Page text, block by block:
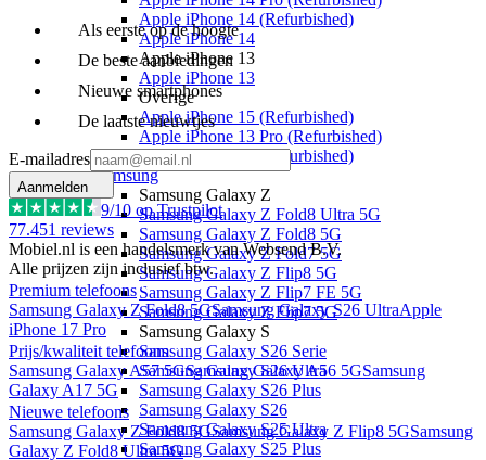
Apple iPhone 14 (Refurbished)
Apple iPhone 14
Apple iPhone 13
Apple iPhone 13
Overige
Apple iPhone 15 (Refurbished)
Apple iPhone 13 Pro (Refurbished)
Apple iPhone 13 (Refurbished)
Samsung
Samsung Galaxy Z
Samsung Galaxy Z Fold8 Ultra 5G
Samsung Galaxy Z Fold8 5G
Samsung Galaxy Z Fold7 5G
Samsung Galaxy Z Flip8 5G
Samsung Galaxy Z Flip7 FE 5G
Samsung Galaxy Z Flip7 5G
Samsung Galaxy S
Samsung Galaxy S26 Serie
Samsung Galaxy S26 Ultra
Samsung Galaxy S26 Plus
Samsung Galaxy S26
Samsung Galaxy S25 Ultra
Samsung Galaxy S25 Plus
Als eerste op de hoogte
De beste aanbiedingen
Nieuwe smartphones
De laatste nieuwtjes
E-mailadres
Aanmelden
9/10 op Trustpilot
77.451 reviews
Mobiel.nl is een handelsmerk van Websend B.V.
Alle prijzen zijn inclusief btw.
Premium telefoons
Samsung Galaxy Z Fold8 5GSamsung Galaxy S26 UltraApple
iPhone 17 Pro
Prijs/kwaliteit telefoons
Samsung Galaxy A57 5GSamsung Galaxy A56 5GSamsung
Galaxy A17 5G
Nieuwe telefoons
Samsung Galaxy Z Fold8 5GSamsung Galaxy Z Flip8 5GSamsung
Galaxy Z Fold8 Ultra 5G